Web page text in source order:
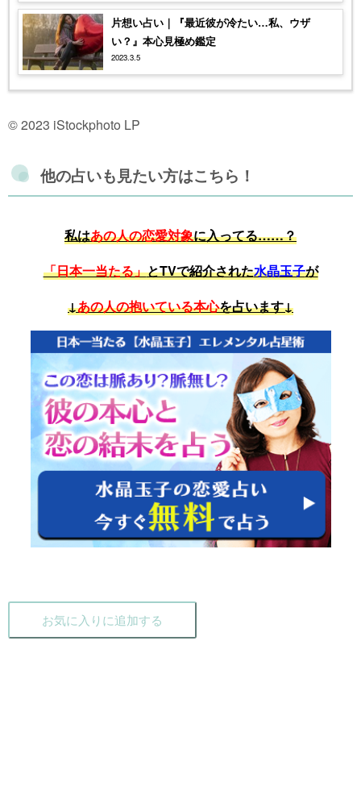
片想い占い｜『最近彼が冷たい…私、ウザ
い？』本心見極め鑑定
2023.3.5
© 2023 iStockphoto LP
他の占いも見たい方はこちら！
私はあの人の恋愛対象に入ってる……？
「日本一当たる」とTVで紹介された水晶玉子が
↓あの人の抱いている本心を占います↓
お気に入りに追加する